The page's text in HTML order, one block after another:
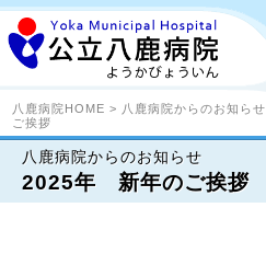
八鹿病院HOME > 八鹿病院からのお知らせ
ご挨拶
八鹿病院からのお知らせ
2025年 新年のご挨拶